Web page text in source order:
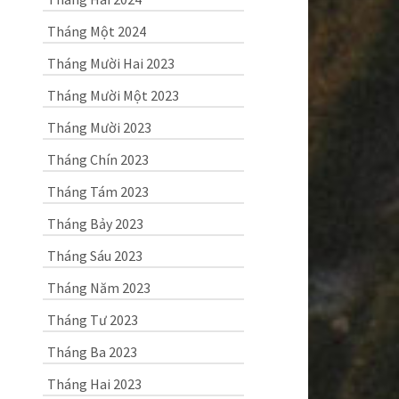
Tháng Một 2024
Tháng Mười Hai 2023
Tháng Mười Một 2023
Tháng Mười 2023
Tháng Chín 2023
Tháng Tám 2023
Tháng Bảy 2023
Tháng Sáu 2023
Tháng Năm 2023
Tháng Tư 2023
Tháng Ba 2023
Tháng Hai 2023